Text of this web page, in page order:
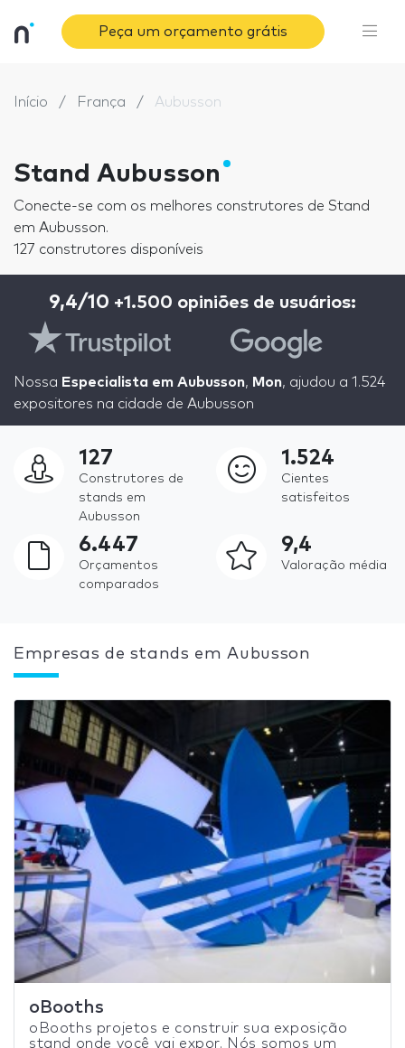
Peça um orçamento grátis
Início França Aubusson
Stand Aubusson
Conecte-se com os melhores construtores de Stand
em Aubusson.
127 construtores disponíveis
9,4/10 +1.500 opiniões de usuários:
Nossa Especialista em Aubusson, Mon, ajudou a 1.524
expositores na cidade de Aubusson
127
Construtores de
stands em
Aubusson
1.524
Cientes
satisfeitos
6.447
Orçamentos
comparados
9,4
Valoração média
Empresas de stands em Aubusson
oBooths
oBooths projetos e construir sua exposição
stand onde você vai expor. Nós somos um